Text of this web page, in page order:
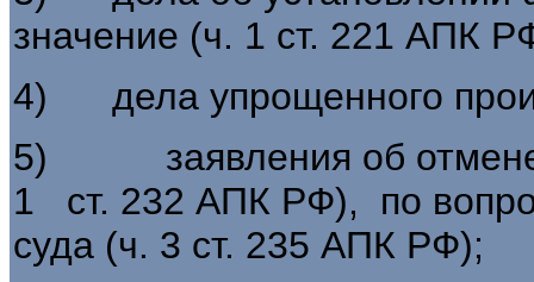
значение (ч. 1 ст. 221 АПК
4) дела упрощенного
5) заявления об отмене
1 ст. 232 АПК РФ), по
суда (ч. 3 ст. 235 АПК РФ);